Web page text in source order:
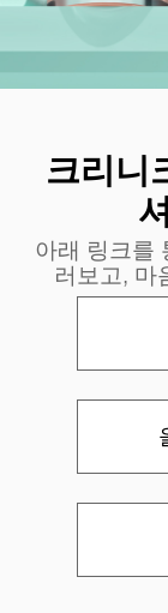
크리니
아래 링크를
러보고, 마